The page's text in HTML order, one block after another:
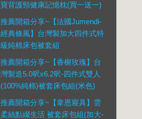
寶背護頸健康記憶枕(買一送一)
推薦開箱分享~【法國Jumendi-
經典條風】台灣製加大四件式特
級純棉床包被套組
推薦開箱分享~【香榭玫瑰】台
灣製造5.0呎x6.2呎-四件式雙人
(100%純棉)被套床包組(米色)
推薦開箱分享~【韋恩寢具】雲
柔絲點綴生活 被套床包組(加大-